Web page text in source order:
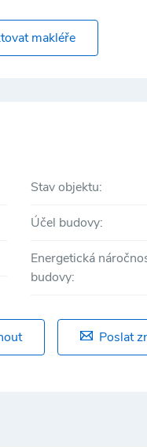
makléře
Stav objektu:
Účel budovy:
Energetická
budovy:
Poslat